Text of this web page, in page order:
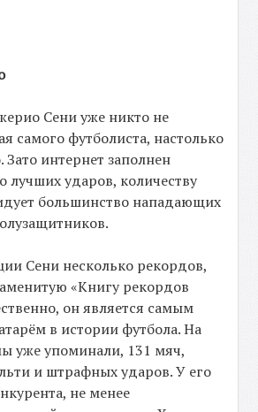
Сени уже никто не
самого футболиста, настолько
Зато интернет заполнен
лучших ударов, количеству
большинство нападающих
Сени несколько рекордов,
«Книгу рекордов
он является самым
в истории футбола. На
уже упоминали, 131 мяч,
и штрафных ударов. У его
не менее